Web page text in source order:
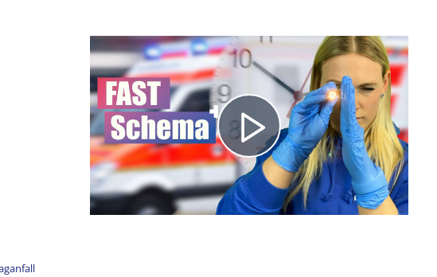
Video
abspielen